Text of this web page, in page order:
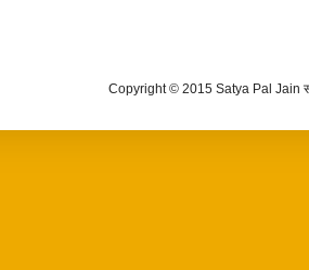
Copyright © 2015 Satya Pal Jain